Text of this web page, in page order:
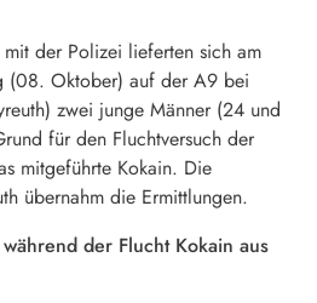
der Polizei lieferten sich am
(08. Oktober) auf der A9 bei
zwei junge Männer (24 und
für den Fluchtversuch der
mitgeführte Kokain. Die
übernahm die Ermittlungen.
der Flucht Kokain aus